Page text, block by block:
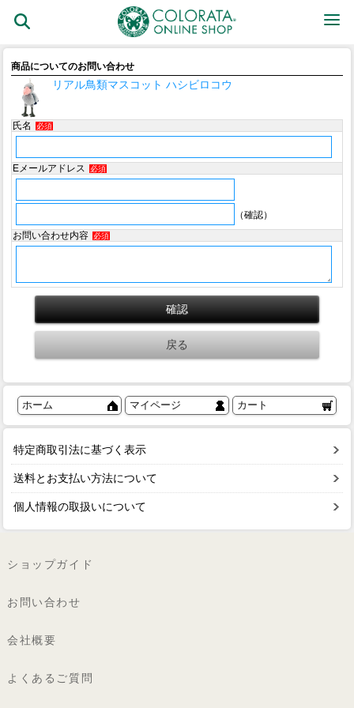
商品についてのお問い合わせ
リアル鳥類マスコット ハシビロコウ
氏名 必須
Eメールアドレス 必須
（確認）
お問い合わせ内容 必須
ホーム マイページ カート
特定商取引法に基づく表示
送料とお支払い方法について
個人情報の取扱いについて
ショップガイド
お問い合わせ
会社概要
よくあるご質問